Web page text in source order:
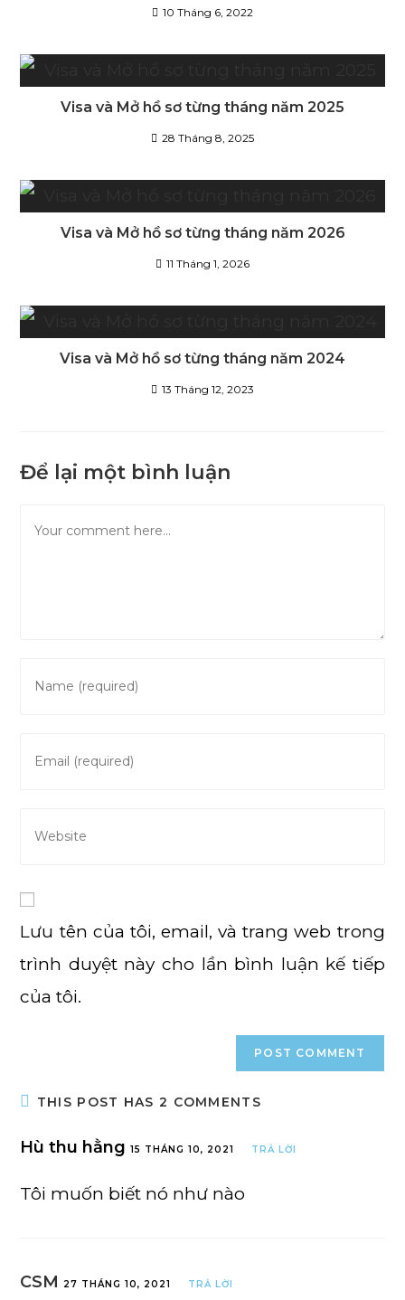
10 Tháng 6, 2022
Visa và Mở hồ sơ từng tháng năm 2025
28 Tháng 8, 2025
Visa và Mở hồ sơ từng tháng năm 2026
11 Tháng 1, 2026
Visa và Mở hồ sơ từng tháng năm 2024
13 Tháng 12, 2023
Để lại một bình luận
your
username
your
your
URL
Lưu tên của tôi, email, và trang web trong
trình duyệt này cho lần bình luận kế tiếp
của tôi.
THIS POST HAS 2 COMMENTS
Hù thu hằng15 THÁNG 10, 2021 TRẢ LỜI
Tôi muốn biết nó như nào
CSM 27 THÁNG 10, 2021 TRẢ LỜI